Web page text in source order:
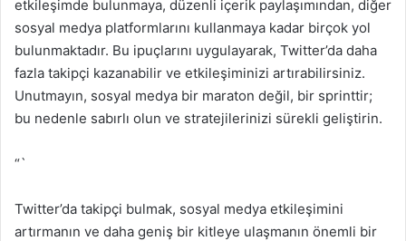
etkileşimde bulunmaya, düzenli içerik paylaşımından, diğer
sosyal medya platformlarını kullanmaya kadar birçok yol
bulunmaktadır. Bu ipuçlarını uygulayarak, Twitter’da daha
fazla takipçi kazanabilir ve etkileşiminizi artırabilirsiniz.
Unutmayın, sosyal medya bir maraton değil, bir sprinttir;
bu nedenle sabırlı olun ve stratejilerinizi sürekli geliştirin.
“`
Twitter’da takipçi bulmak, sosyal medya etkileşimini
artırmanın ve daha geniş bir kitleye ulaşmanın önemli bir